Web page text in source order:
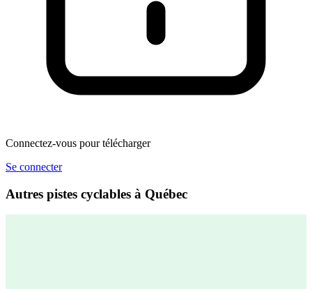
Connectez-vous pour télécharger
Se connecter
Autres pistes cyclables à Québec